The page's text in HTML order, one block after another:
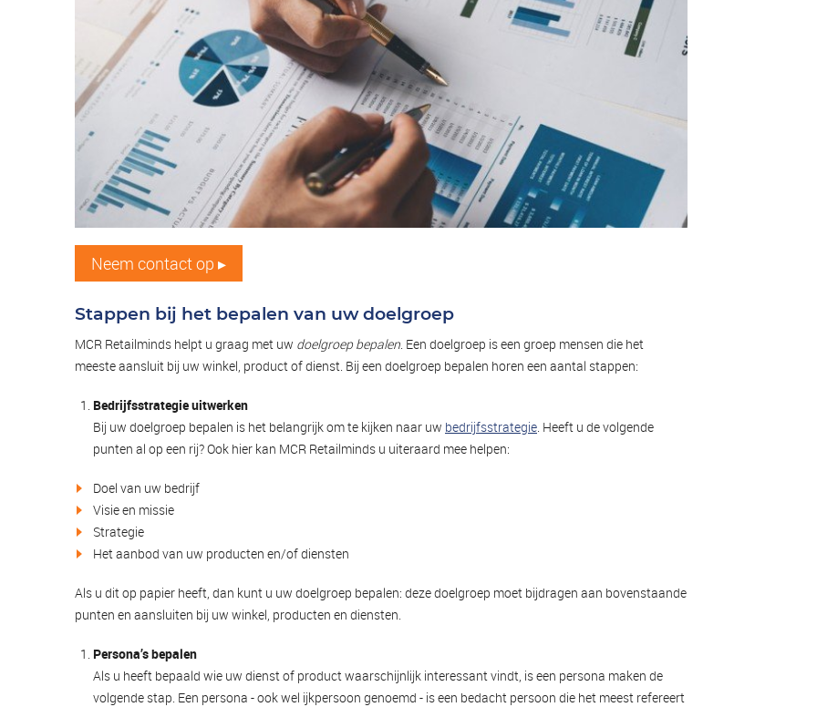
Neem contact op ▸
Stappen bij het bepalen van uw doelgroep
MCR Retailminds helpt u graag met uw doelgroep bepalen . Een doelgroep is een groep mensen die het
meeste aansluit bij uw winkel, product of dienst. Bij een doelgroep bepalen horen een aantal stappen:
Bedrijfsstrategie uitwerken
Bij uw doelgroep bepalen is het belangrijk om te kijken naar uw bedrijfsstrategie . Heeft u de volgende
punten al op een rij? Ook hier kan MCR Retailminds u uiteraard mee helpen:
Doel van uw bedrijf
Visie en missie
Strategie
Het aanbod van uw producten en/of diensten
Als u dit op papier heeft, dan kunt u uw doelgroep bepalen: deze doelgroep moet bijdragen aan bovenstaande
punten en aansluiten bij uw winkel, producten en diensten.
Persona’s bepalen
Als u heeft bepaald wie uw dienst of product waarschijnlijk interessant vindt, is een persona maken de
volgende stap. Een persona - ook wel ijkpersoon genoemd - is een bedacht persoon die het meest refereert